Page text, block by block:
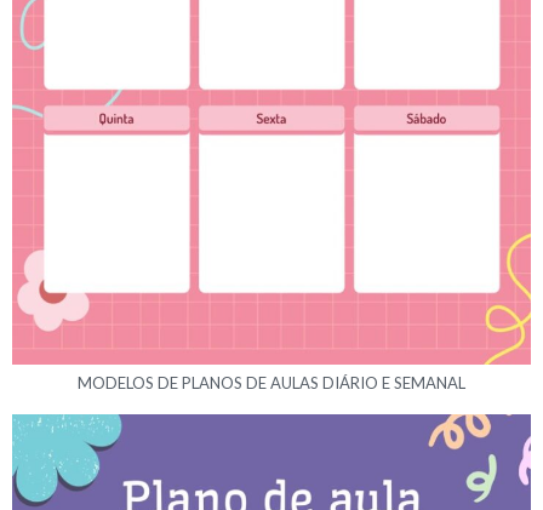
MODELOS DE PLANOS DE AULAS DIÁRIO E SEMANAL